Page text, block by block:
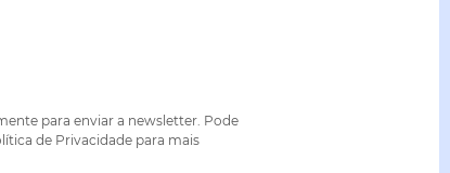
para enviar a newsletter. Pode
de Privacidade para mais